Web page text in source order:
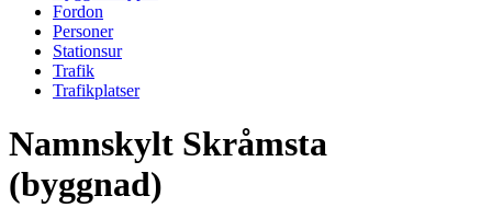
Fordon
Personer
Stationsur
Trafik
Trafikplatser
Namnskylt Skråmsta
(byggnad)